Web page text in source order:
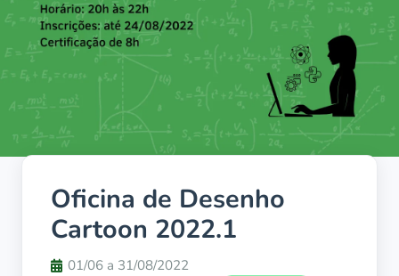
Sair
Oficina de Desenho
Cartoon 2022.1
01/06 a 31/08/2022